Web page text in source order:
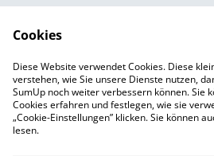
Öffnungszeiten
Impressum
Produkte
Cookies
Diese Website verwendet Cookies. Diese
verstehen, wie Sie unsere Dienste nutzen,
SumUp noch weiter verbessern können. Sie
Cookies erfahren und festlegen, wie sie
„Cookie-Einstellungen” klicken. Sie können
lesen.